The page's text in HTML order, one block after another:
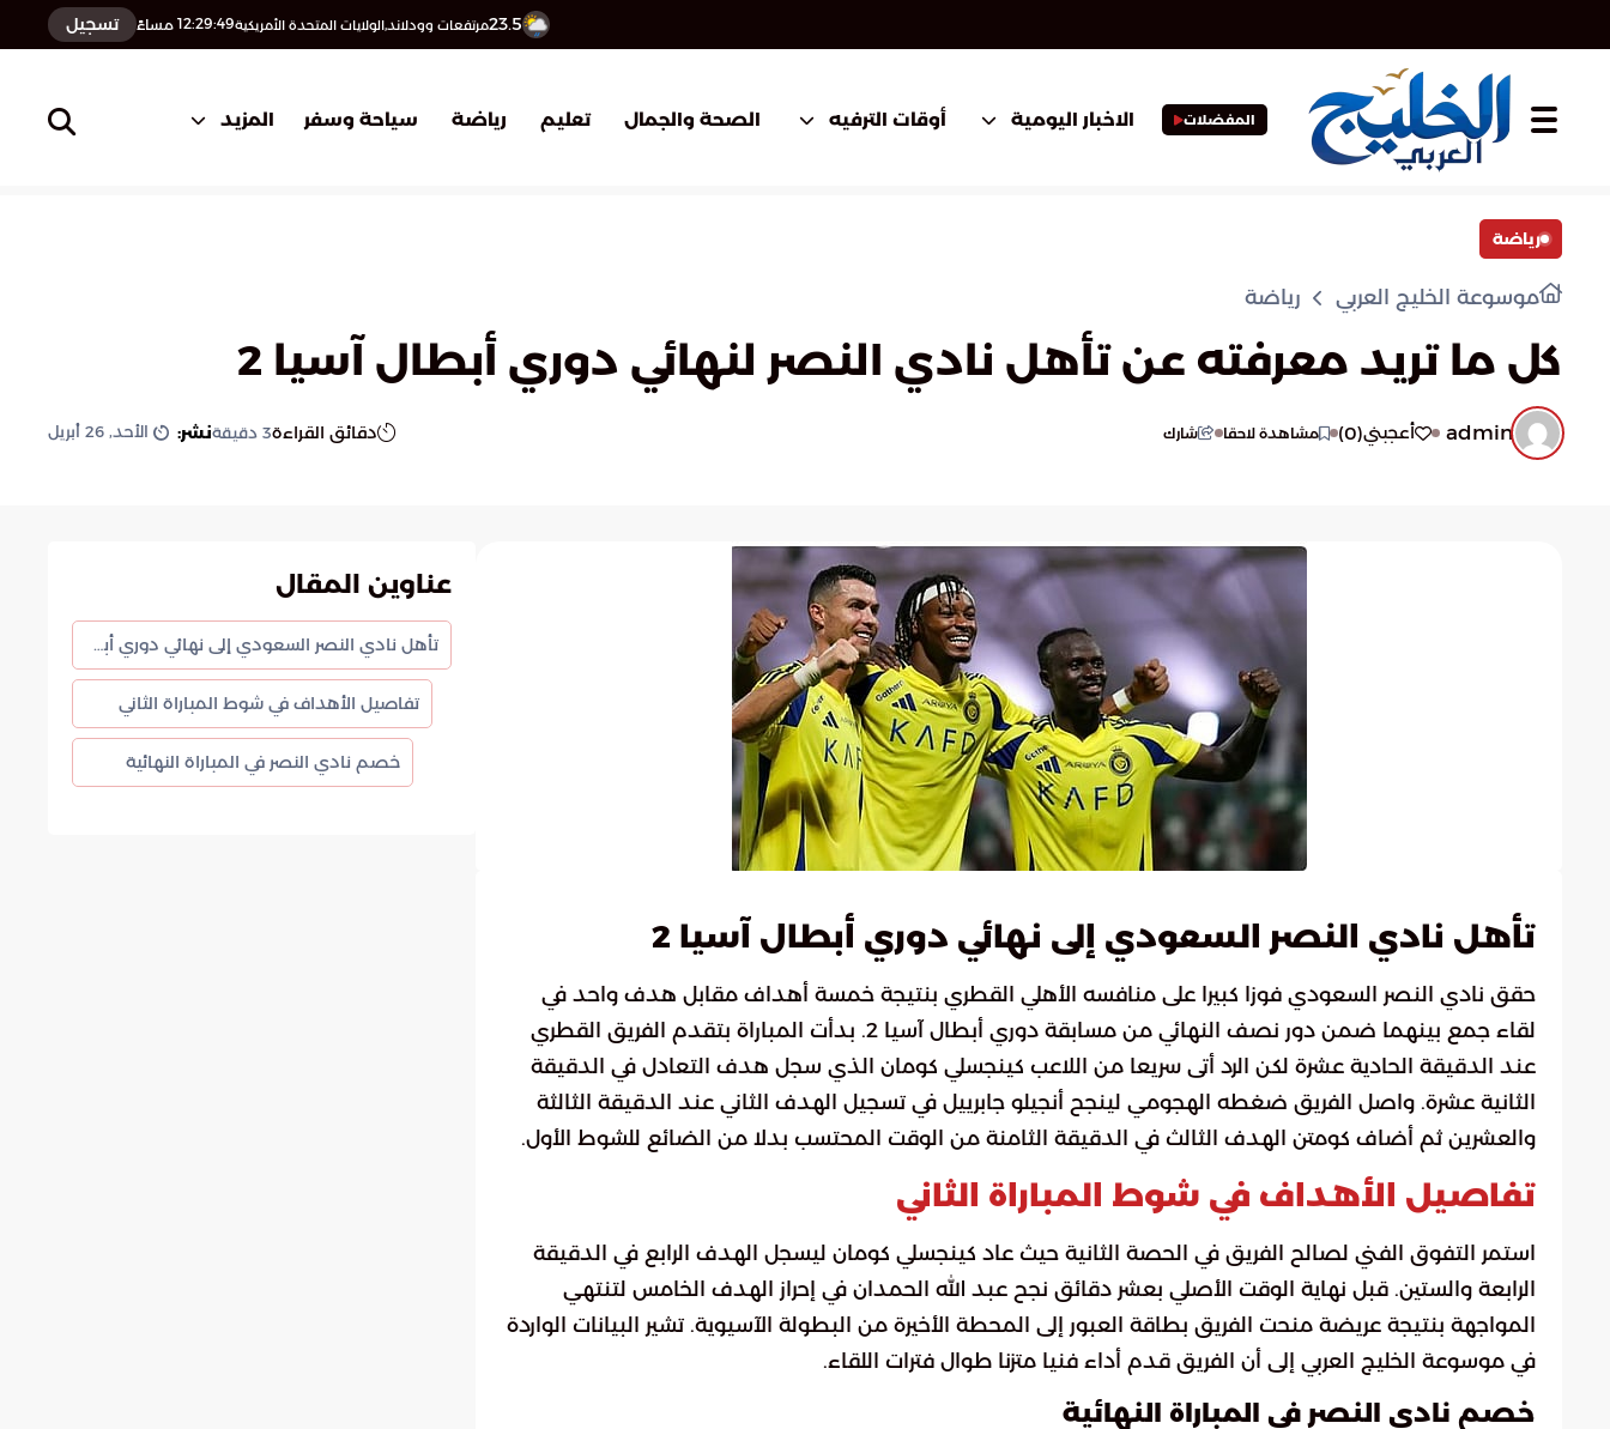
23.5مرتفعات وودلاند,الولايات المتحدة الأمريكية12:29:50 مساءً تسجيل
المفضلات الاخبار اليومية أوقات الترفيه الصحة والجمال تعليم رياضة سياحة وسفر المزيد
رياضة
موسوعة الخليج العربي رياضة
كل ما تريد معرفته عن تأهل نادي النصر لنهائي دوري أبطال آسيا 2
admin أعجبني(
0
) مشاهدة لاحقا شارك دقائق القراءة3 دقيقةنشر: الأحد, 26 أبريل
تأهل نادي النصر السعودي إلى نهائي دوري أبطال آسيا 2
حقق نادي النصر السعودي فوزا كبيرا على منافسه الأهلي القطري بنتيجة خمسة أهداف مقابل هدف واحد في
لقاء جمع بينهما ضمن دور نصف النهائي من مسابقة دوري أبطال آسيا 2. بدأت المباراة بتقدم الفريق القطري
عند الدقيقة الحادية عشرة لكن الرد أتى سريعا من اللاعب كينجسلي كومان الذي سجل هدف التعادل في الدقيقة
الثانية عشرة. واصل الفريق ضغطه الهجومي لينجح أنجيلو جابرييل في تسجيل الهدف الثاني عند الدقيقة الثالثة
والعشرين ثم أضاف كومتن الهدف الثالث في الدقيقة الثامنة من الوقت المحتسب بدلا من الضائع للشوط الأول.
تفاصيل الأهداف في شوط المباراة الثاني
استمر التفوق الفني لصالح الفريق في الحصة الثانية حيث عاد كينجسلي كومان ليسجل الهدف الرابع في الدقيقة
الرابعة والستين. قبل نهاية الوقت الأصلي بعشر دقائق نجح عبد الله الحمدان في إحراز الهدف الخامس لتنتهي
المواجهة بنتيجة عريضة منحت الفريق بطاقة العبور إلى المحطة الأخيرة من البطولة الآسيوية. تشير البيانات الواردة
في موسوعة الخليج العربي إلى أن الفريق قدم أداء فنيا متزنا طوال فترات اللقاء.
خصم نادي النصر في المباراة النهائية
عناوين المقال
تأهل نادي النصر السعودي إلى نهائي دوري أبطال آسيا 2
تفاصيل الأهداف في شوط المباراة الثاني
خصم نادي النصر في المباراة النهائية